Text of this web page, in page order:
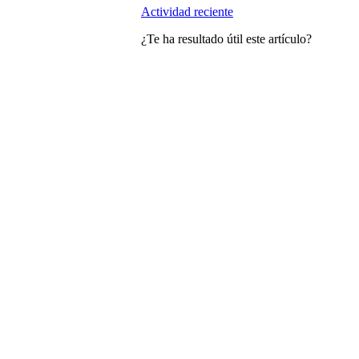
Actividad reciente
¿Te ha resultado útil este artículo?